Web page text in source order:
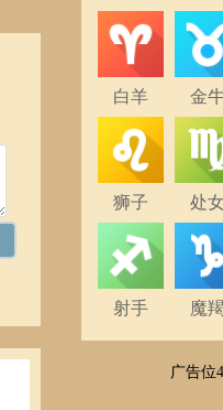
白羊 金
狮子 处
射手 魔羯
广告位